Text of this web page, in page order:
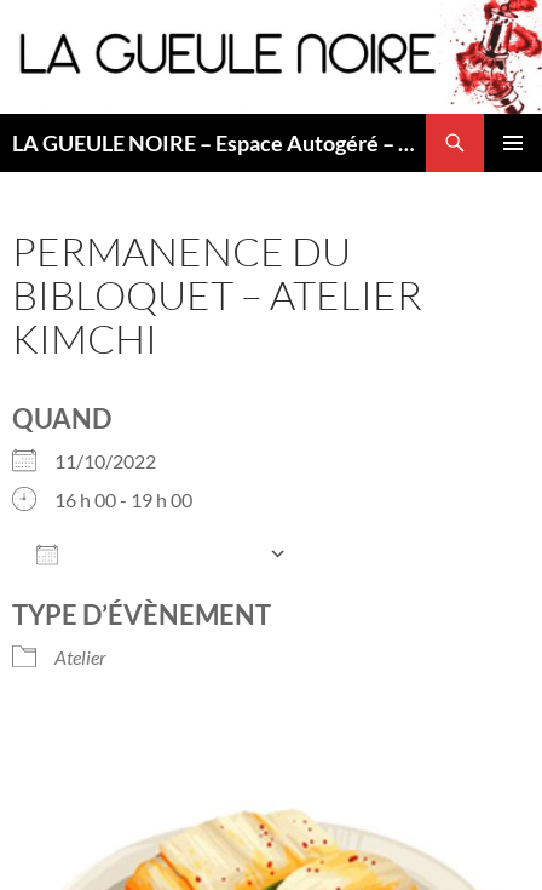
au
contenu
LA GUEULE NOIRE – Espace Autogéré – Saint Etienne
PERMANENCE DU
BIBLOQUET – ATELIER
KIMCHI
QUAND
11/10/2022
16 h 00 - 19 h 00
TYPE D’ÉVÈNEMENT
Atelier